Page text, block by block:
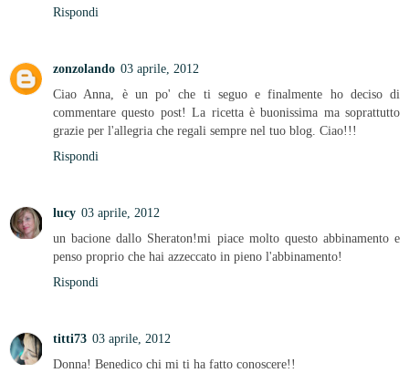
Rispondi
zonzolando 03 aprile, 2012
Ciao Anna, è un po' che ti seguo e finalmente ho deciso di
commentare questo post! La ricetta è buonissima ma soprattutto
grazie per l'allegria che regali sempre nel tuo blog. Ciao!!!
Rispondi
lucy 03 aprile, 2012
un bacione dallo Sheraton!mi piace molto questo abbinamento e
penso proprio che hai azzeccato in pieno l'abbinamento!
Rispondi
titti73 03 aprile, 2012
Donna! Benedico chi mi ti ha fatto conoscere!!